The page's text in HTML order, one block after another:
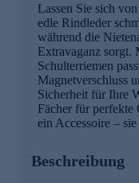
Lassen Sie sich
edle Rindleder
während die
Extravaganz sorgt.
Schulterriemen
Magnetverschluss
Sicherheit für Ihre
Fächer für perfekte
ein Accessoire –
Beschreibung